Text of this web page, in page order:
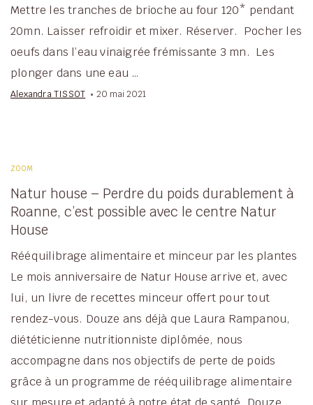
Mettre les tranches de brioche au four 120* pendant
20mn. Laisser refroidir et mixer. Réserver. Pocher les
oeufs dans l’eau vinaigrée frémissante 3 mn. Les
plonger dans une eau …
Alexandra TISSOT 20 mai 2021
ZOOM
Natur house – Perdre du poids durablement à
Roanne, c’est possible avec le centre Natur
House
Rééquilibrage alimentaire et minceur par les plantes
Le mois anniversaire de Natur House arrive et, avec
lui, un livre de recettes minceur offert pour tout
rendez-vous. Douze ans déjà que Laura Rampanou,
diététicienne nutritionniste diplômée, nous
accompagne dans nos objectifs de perte de poids
grâce à un programme de rééquilibrage alimentaire